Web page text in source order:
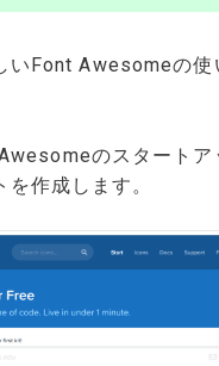
いFont Awesomeの使
のスタートア
を作成します。